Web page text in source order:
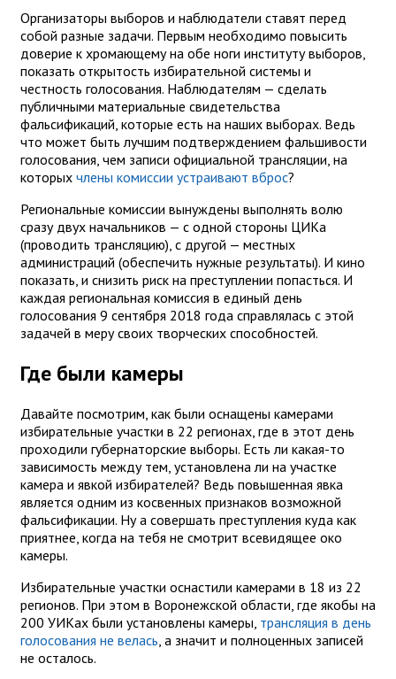
Организаторы выборов и наблюдатели ставят перед
собой разные задачи. Первым необходимо повысить
доверие к хромающему на обе ноги институту выборов,
показать открытость избирательной системы и
честность голосования. Наблюдателям — сделать
публичными материальные свидетельства
фальсификаций, которые есть на наших выборах. Ведь
что может быть лучшим подтверждением фальшивости
голосования, чем записи официальной трансляции, на
которых члены комиссии устраивают вброс?
Региональные комиссии вынуждены выполнять волю
сразу двух начальников — с одной стороны ЦИКа
(проводить трансляцию), с другой — местных
администраций (обеспечить нужные результаты). И кино
показать, и снизить риск на преступлении попасться. И
каждая региональная комиссия в единый день
голосования 9 сентября 2018 года справлялась с этой
задачей в меру своих творческих способностей.
Где были камеры
Давайте посмотрим, как были оснащены камерами
избирательные участки в 22 регионах, где в этот день
проходили губернаторские выборы. Есть ли какая-то
зависимость между тем, установлена ли на участке
камера и явкой избирателей? Ведь повышенная явка
является одним из косвенных признаков возможной
фальсификации. Ну а совершать преступления куда как
приятнее, когда на тебя не смотрит всевидящее око
камеры.
Избирательные участки оснастили камерами в 18 из 22
регионов. При этом в Воронежской области, где якобы на
200 УИКах были установлены камеры, трансляция в день
голосования не велась , а значит и полноценных записей
не осталось.